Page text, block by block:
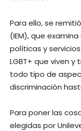
Para ello, se
(IEM), que
políticas y
LGBT+ que viven
todo tipo de
discriminación
Para poner las
elegidas por